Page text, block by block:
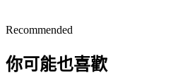
Recommended
你可能也喜歡